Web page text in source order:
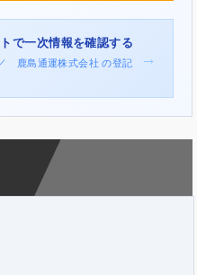
で一次情報を確認する
鹿島通運株式会社 の登記
→